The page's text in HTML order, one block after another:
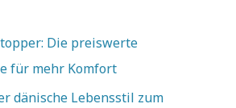
Die preiswerte
für mehr Komfort
dänische Lebensstil zum